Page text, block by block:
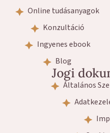
Online tudásanyagok
Konzultáció
Ingyenes ebook
Blog
Jogi
Általános